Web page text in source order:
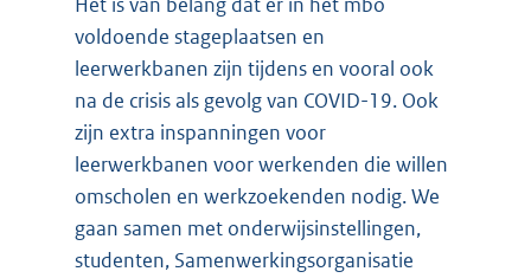
voldoende stageplaatsen en
leerwerkbanen zijn tijdens en vooral ook
na de crisis als gevolg van COVID-19. Ook
zijn extra inspanningen voor
leerwerkbanen voor werkenden die willen
omscholen en werkzoekenden nodig. We
gaan samen met onderwijsinstellingen,
studenten, Samenwerkingsorganisatie